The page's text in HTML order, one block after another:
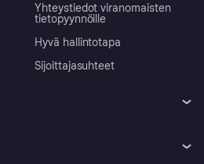
Yhteystiedot viranomaisten
tietopyynnöille
Hyvä hallintotapa
Sijoittajasuhteet